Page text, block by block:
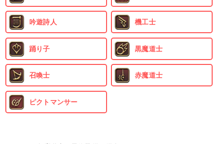
吟遊詩人 機工士
踊り子 黒魔道士
召喚士 赤魔道士
ピクトマンサー